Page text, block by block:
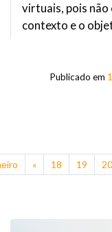
virtuais, pois
contexto e o
Publicado em
« 18 19 20